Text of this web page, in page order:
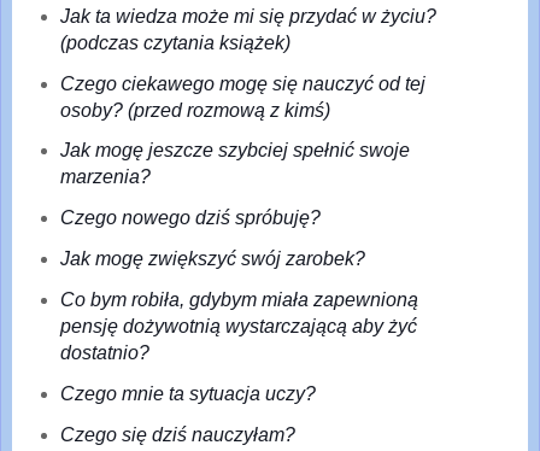
Jak ta wiedza może mi się przydać w życiu?
(podczas czytania książek)
Czego ciekawego mogę się nauczyć od tej
osoby? (przed rozmową z kimś)
Jak mogę jeszcze szybciej spełnić swoje
marzenia?
Czego nowego dziś spróbuję?
Jak mogę zwiększyć swój zarobek?
Co bym robiła, gdybym miała zapewnioną
pensję dożywotnią wystarczającą aby żyć
dostatnio?
Czego mnie ta sytuacja uczy?
Czego się dziś nauczyłam?